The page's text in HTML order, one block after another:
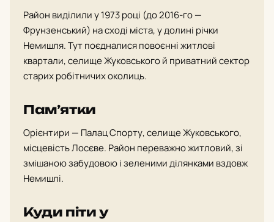
Район виділили у 1973 році (до 2016-го —
Фрунзенський) на сході міста, у долині річки
Немишля. Тут поєдналися повоєнні житлові
квартали, селище Жуковського й приватний сектор
старих робітничих околиць.
Памʼятки
Орієнтири — Палац Спорту, селище Жуковського,
місцевість Лосєве. Район переважно житловий, зі
змішаною забудовою і зеленими ділянками вздовж
Немишлі.
Куди піти у